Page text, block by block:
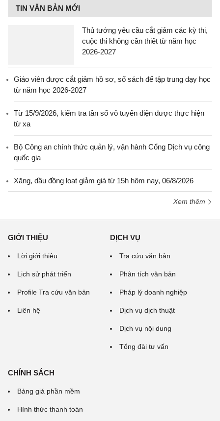
TIN VĂN BẢN MỚI
Thủ tướng yêu cầu cắt giảm các kỳ thi,
cuộc thi không cần thiết từ năm học
2026-2027
Giáo viên được cắt giảm hồ sơ, sổ sách để tập trung dạy học
từ năm học 2026-2027
Từ 15/9/2026, kiểm tra tần số vô tuyến điện được thực hiện
từ xa
Bộ Công an chính thức quản lý, vận hành Cổng Dịch vụ công
quốc gia
Xăng, dầu đồng loạt giảm giá từ 15h hôm nay, 06/8/2026
Xem thêm
GIỚI THIỆU
Lời giới thiệu
Lịch sử phát triển
Profile Tra cứu văn bản
Liên hệ
DỊCH VỤ
Tra cứu văn bản
Phân tích văn bản
Pháp lý doanh nghiệp
Dịch vụ dịch thuật
Dịch vụ nội dung
Tổng đài tư vấn
CHÍNH SÁCH
Bảng giá phần mềm
Hình thức thanh toán